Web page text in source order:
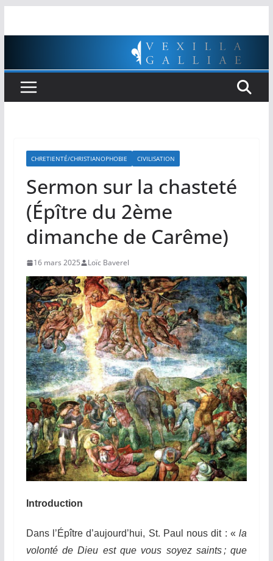
CHRETIENTÉ/CHRISTIANOPHOBIE CIVILISATION
Sermon sur la chasteté
(Épître du 2ème
dimanche de Carême)
16 mars 2025 Loïc Baverel
Introduction
Dans l’Épître d’aujourd’hui, St. Paul nous dit : «la
volonté de Dieu est que vous soyez saints ; que